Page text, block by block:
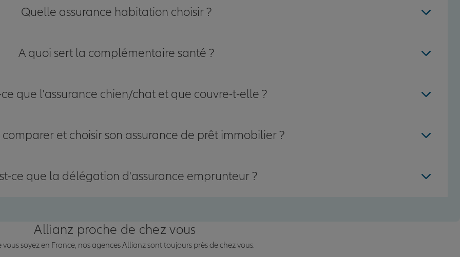
Quelle assurance habitation choisir ?
A quoi sert la complémentaire santé ?
que l'assurance chien/chat et que couvre-t-elle ?
et choisir son assurance de prêt immobilier ?
ce que la délégation d'assurance emprunteur ?
Allianz proche de chez vous
vous soyez en France, nos agences Allianz sont toujours près de chez vous.